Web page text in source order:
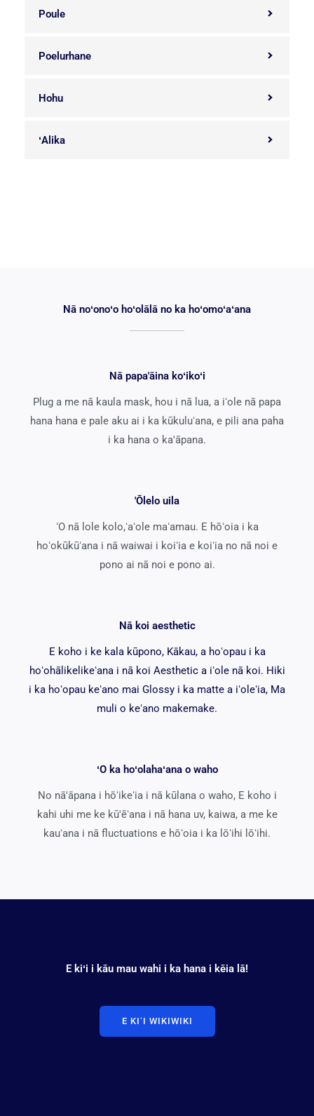
Poule
Poelurhane
Hohu
ʻAlika
Nā noʻonoʻo hoʻolālā no ka hoʻomoʻaʻana
Nā papa'āina koʻikoʻi
Plug a me nā kaula mask, hou i nā lua, a iʻole nā ​​papa
hana hana e pale aku ai i ka kūkuluʻana, e pili ana paha
i ka hana o ka'āpana.
'Ōlelo uila
ʻO nā lole kolo,ʻaʻole maʻamau. E hōʻoia i ka
hoʻokūkūʻana i nā waiwai i koiʻia e koiʻia no nā noi e
pono ai nā noi e pono ai.
Nā koi aesthetic
E koho i ke kala kūpono, Kākau, a hoʻopau i ka
hoʻohālikelikeʻana i nā koi Aesthetic a iʻole nā ​​koi. Hiki
i ka hoʻopau keʻano mai Glossy i ka matte a iʻoleʻia, Ma
muli o keʻano makemake.
ʻO ka hoʻolahaʻana o waho
No nā'āpana i hōʻikeʻia i nā kūlana o waho, E koho i
kahi uhi me ke kū'ēʻana i nā hana uv, kaiwa, a me ke
kauʻana i nā fluctuations e hōʻoia i ka lōʻihi lōʻihi.
E kiʻi i kāu mau wahi i ka hana i kēia lā!
E KIʻI WIKIWIKI